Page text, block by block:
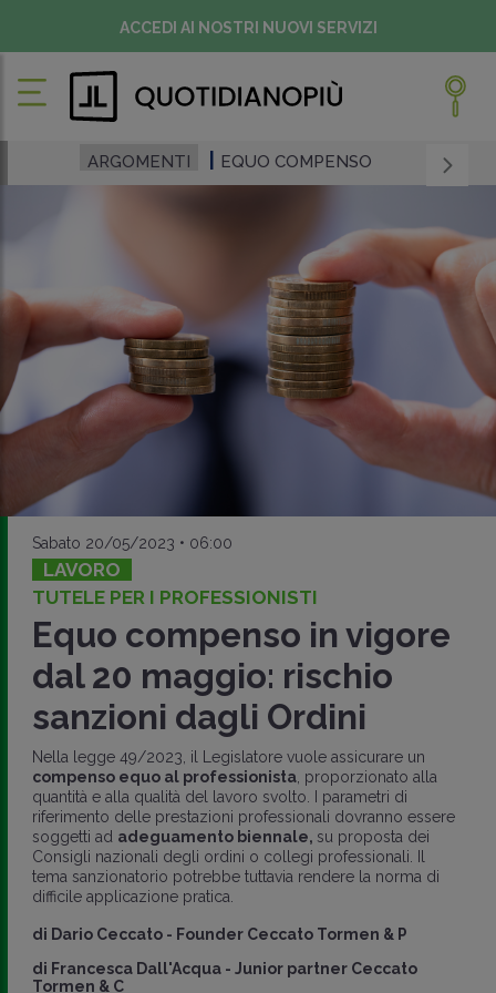
ACCEDI AI NOSTRI NUOVI SERVIZI
ARGOMENTI EQUO COMPENSO
Sabato 20/05/2023 • 06:00
LAVORO
TUTELE PER I PROFESSIONISTI
Equo compenso in vigore
dal 20 maggio: rischio
sanzioni dagli Ordini
Nella legge 49/2023, il Legislatore vuole assicurare un
compenso equo al professionista, proporzionato alla
quantità e alla qualità del lavoro svolto. I parametri di
riferimento delle prestazioni professionali dovranno essere
soggetti ad adeguamento biennale, su proposta dei
Consigli nazionali degli ordini o collegi professionali. Il
tema sanzionatorio potrebbe tuttavia rendere la norma di
difficile applicazione pratica.
di Dario Ceccato - Founder Ceccato Tormen & P
di Francesca Dall'Acqua - Junior partner Ceccato
Tormen & C